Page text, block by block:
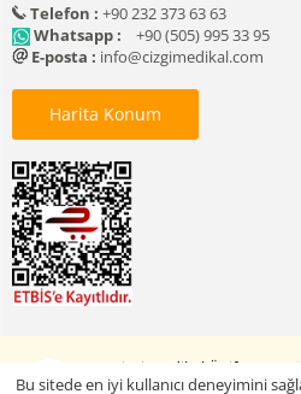
Telefon : +90 232 373 63 63
Whatsapp :
+90 (505) 995 33 95
E-posta : info@cizgimedikal.com
Harita Konum
© 2005 - 2026 Çizgi Medikal Üniforma.
Bu sitede en iyi kullanıcı deneyimini